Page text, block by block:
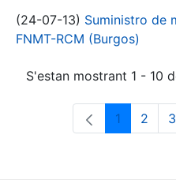
(24-07-13) Suministro de
FNMT-RCM (Burgos)
S'estan mostrant 1 - 10
Pàgina
1 2 3